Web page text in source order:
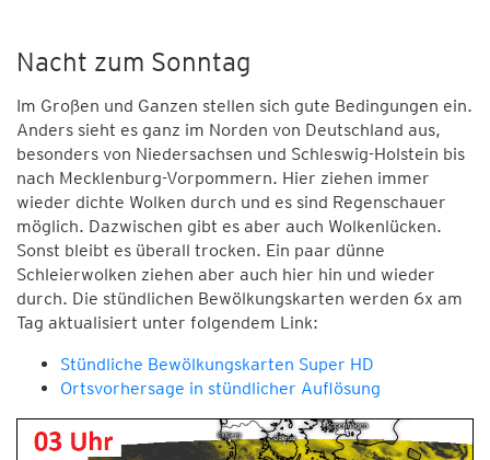
Nacht zum Sonntag
Im Großen und Ganzen stellen sich gute Bedingungen ein.
Anders sieht es ganz im Norden von Deutschland aus,
besonders von Niedersachsen und Schleswig-Holstein bis
nach Mecklenburg-Vorpommern. Hier ziehen immer
wieder dichte Wolken durch und es sind Regenschauer
möglich. Dazwischen gibt es aber auch Wolkenlücken.
Sonst bleibt es überall trocken. Ein paar dünne
Schleierwolken ziehen aber auch hier hin und wieder
durch. Die stündlichen Bewölkungskarten werden 6x am
Tag aktualisiert unter folgendem Link:
Stündliche Bewölkungskarten Super HD
Ortsvorhersage in stündlicher Auflösung